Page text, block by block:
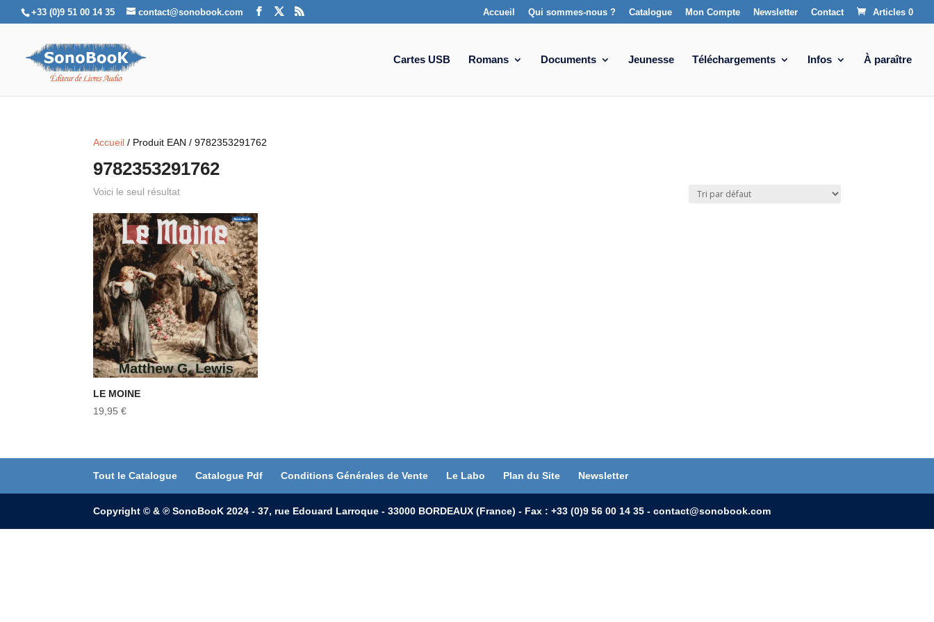
+33 (0)9 51 00 14 35 contact@sonobook.com Accueil Qui sommes-nous ? Catalogue Mon Compte Newsletter Contact Articles 0
Cartes USB Romans Documents Jeunesse Téléchargements Infos À paraître
Accueil / Produit EAN / 9782353291762
9782353291762
Voici le seul résultat
LE MOINE
19,95€
Tout le Catalogue Catalogue Pdf Conditions Générales de Vente Le Labo Plan du Site Newsletter
Copyright © & ℗ SonoBooK 2024 - 37, rue Edouard Larroque - 33000 BORDEAUX (France) - Fax : +33 (0)9 56 00 14 35 - contact@sonobook.com